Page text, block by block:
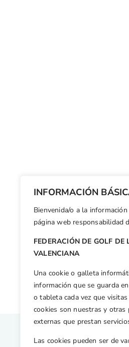
INFORMACIÓN
Bienvenida/o a la
página web responsabilidad
FEDERACIÓN DE GOLF
VALENCIANA
Una cookie o galleta
información que se guarda
o tableta cada vez que
cookies son nuestras y otras
externas que prestan
Las cookies pueden ser de